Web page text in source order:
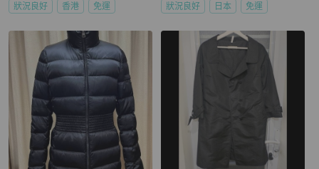
狀況良好 香港 免運 狀況良好 日本 免運